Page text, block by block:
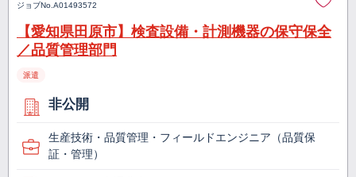
ジョブNo.A01493572
【愛知県田原市】検査設備・計測機器の保守保全
／品質管理部門
派遣
非公開
生産技術・品質管理・フィールドエンジニア（品質保
証・管理）